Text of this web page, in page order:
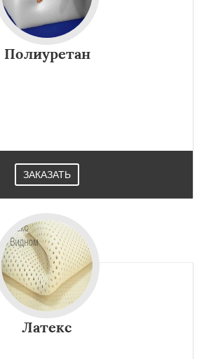
Полиуретан
ЗАКАЗАТЬ
Латекс